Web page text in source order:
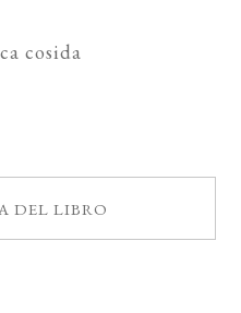
cosida
DEL LIBRO